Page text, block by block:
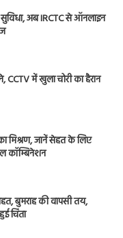
सुविधा, अब IRCTC से ऑनलाइन
में खुला चोरी का हैरान
मिश्रण, जानें सेहत के लिए
कॉम्बिनेशन
बुमराह की वापसी तय,
चिंता